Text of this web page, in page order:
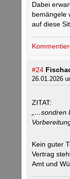
Dabei
bemängele
auf diese
#24
26.01.2026
ZITAT:
„…sondren
Kein guter
Vertrag
Amt und